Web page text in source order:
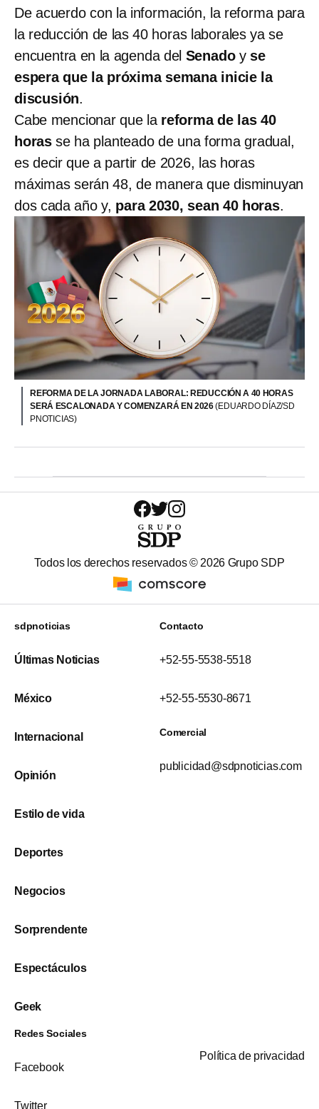
De acuerdo con la información, la reforma para
la reducción de las 40 horas laborales ya se
encuentra en la agenda del Senado y se
espera que la próxima semana inicie la
discusión.
Cabe mencionar que la reforma de las 40
horasse ha planteado de una forma gradual,
es decir que a partir de 2026, las horas
máximas serán 48, de manera que disminuyan
dos cada año y, para 2030, sean 40 horas.
REFORMA DE LA JORNADA LABORAL: REDUCCIÓN A 40 HORAS
SERÁ ESCALONADA Y COMENZARÁ EN 2026(EDUARDO DÍAZ/SD
PNOTICIAS)
Todos los derechos reservados © 2026 Grupo SDP
sdpnoticias
Últimas Noticias
México
Internacional
Opinión
Estilo de vida
Deportes
Negocios
Sorprendente
Espectáculos
Geek
Contacto
+52-55-5538-5518
+52-55-5530-8671
Comercial
publicidad@sdpnoticias.com
Redes Sociales
Facebook
Twitter
Política de privacidad